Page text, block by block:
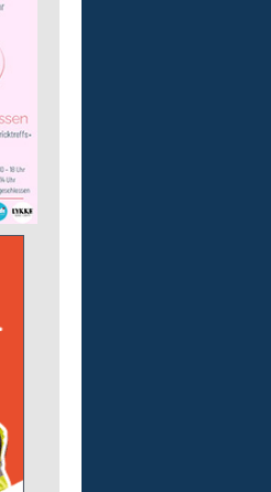
GmbH
57610 Altenkirchen